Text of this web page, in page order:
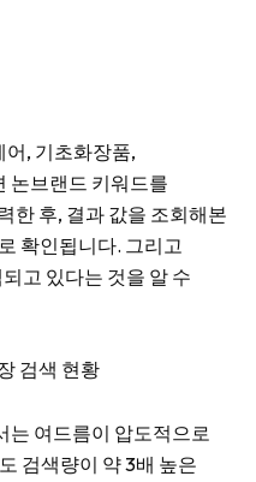
, 기초화장품,
논브랜드 키워드를
한 후, 결과 값을 조회해본
확인됩니다. 그리고
고 있다는 것을 알 수
는 여드름이 압도적으로
검색량이 약 3배 높은